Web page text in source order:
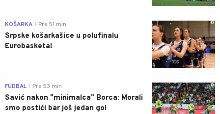
0
KOŠARKA Pre 51 min
Srpske košarkašice u polufinalu
Eurobasketa!
0
FUDBAL Pre 53 min
Savić nakon "minimalca" Borca: Morali
smo postići bar još jedan gol